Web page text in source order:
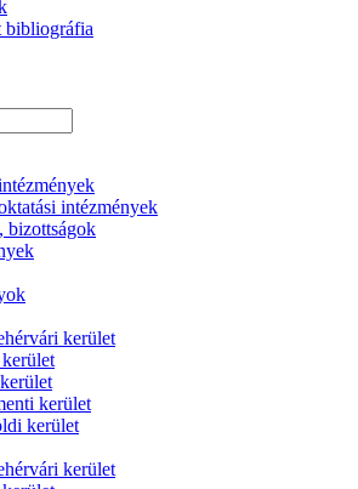
bibliográfia
intézmények
bizottságok
kerület
kerület
kerület
kerület